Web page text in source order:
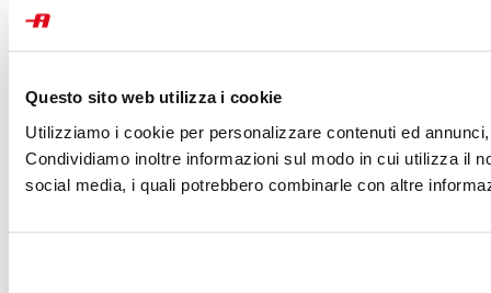
Questo sito web utilizza i cookie
Utilizziamo i cookie per personalizzare contenuti ed
Condividiamo inoltre informazioni sul modo in cui utilizza il
social media, i quali potrebbero combinarle con altre